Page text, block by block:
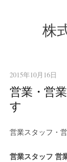
ツ
へ
ス
ッ
株
2015年10月16日
営業・営
す
営業スタッフ・
営業スタッフ 営